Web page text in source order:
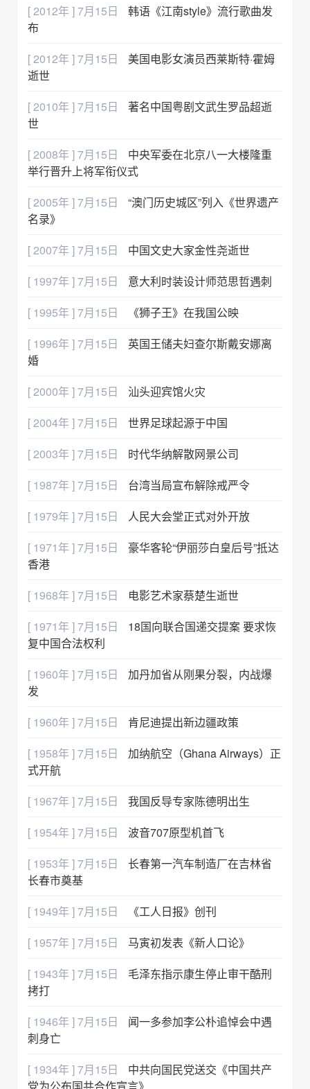
[ 2012年 ] 7月15日
韩语《江南style》流行歌曲发
布
[ 2012年 ] 7月15日
美国电影女演员西莱斯特·霍姆
逝世
[ 2010年 ] 7月15日
著名中国粤剧文武生罗品超逝
世
[ 2008年 ] 7月15日
中央军委在北京八一大楼隆重
举行晋升上将军衔仪式
[ 2005年 ] 7月15日
“澳门历史城区”列入《世界遗产
名录》
[ 2007年 ] 7月15日
中国文史大家金性尧逝世
[ 1997年 ] 7月15日
意大利时装设计师范思哲遇刺
[ 1995年 ] 7月15日
《狮子王》在我国公映
[ 1996年 ] 7月15日
英国王储夫妇查尔斯戴安娜离
婚
[ 2000年 ] 7月15日
汕头迎宾馆火灾
[ 2004年 ] 7月15日
世界足球起源于中国
[ 2003年 ] 7月15日
时代华纳解散网景公司
[ 1987年 ] 7月15日
台湾当局宣布解除戒严令
[ 1979年 ] 7月15日
人民大会堂正式对外开放
[ 1971年 ] 7月15日
豪华客轮“伊丽莎白皇后号”抵达
香港
[ 1968年 ] 7月15日
电影艺术家蔡楚生逝世
[ 1971年 ] 7月15日
18国向联合国递交提案 要求恢
复中国合法权利
[ 1960年 ] 7月15日
加丹加省从刚果分裂，内战爆
发
[ 1960年 ] 7月15日
肯尼迪提出新边疆政策
[ 1958年 ] 7月15日
加纳航空（Ghana Airways）正
式开航
[ 1967年 ] 7月15日
我国反导专家陈德明出生
[ 1954年 ] 7月15日
波音707原型机首飞
[ 1953年 ] 7月15日
长春第一汽车制造厂在吉林省
长春市奠基
[ 1949年 ] 7月15日
《工人日报》创刊
[ 1957年 ] 7月15日
马寅初发表《新人口论》
[ 1943年 ] 7月15日
毛泽东指示康生停止审干酷刑
拷打
[ 1946年 ] 7月15日
闻一多参加李公朴追悼会中遇
刺身亡
[ 1934年 ] 7月15日
中共向国民党送交《中国共产